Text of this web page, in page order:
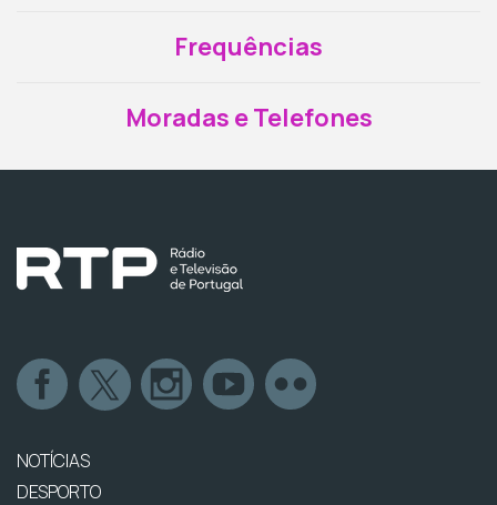
Frequências
Moradas e Telefones
NOTÍCIAS
DESPORTO